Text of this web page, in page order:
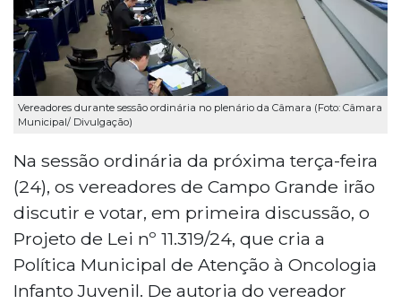
Vereadores durante sessão ordinária no plenário da Câmara (Foto: Câmara
Municipal/ Divulgação)
Na sessão ordinária da próxima terça-feira
(24), os vereadores de Campo Grande irão
discutir e votar, em primeira discussão, o
Projeto de Lei nº 11.319/24, que cria a
Política Municipal de Atenção à Oncologia
Infanto Juvenil. De autoria do vereador